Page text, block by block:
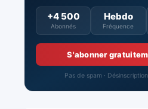
+4 500
Abonnés
Hebdo
Fréquence
S'abonner
Pas de spam ·